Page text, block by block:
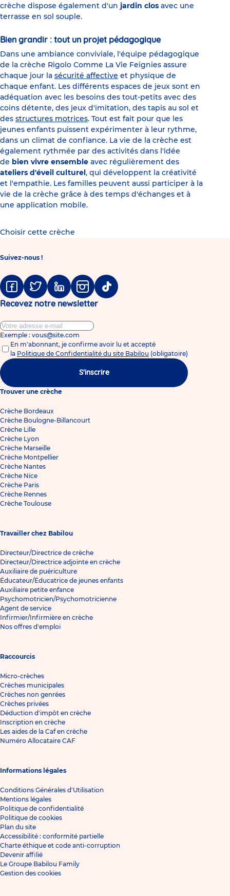
crèche dispose également d'un jardin clos avec une
terrasse en sol souple.
Bien grandir : tout un projet pédagogique
Dans une ambiance conviviale, l'équipe pédagogique
de la crèche Rigolo Comme La Vie Feignies assure
chaque jour la sécurité affective et physique de
chaque enfant. Les différents espaces de jeux sont en
adéquation avec les besoins des tout-petits avec des
coins détente, des jeux d'imitation, des tapis au sol et
des structures motrices. Tout est fait pour que les
jeunes enfants puissent expérimenter à leur rythme,
dans un climat de confiance. La vie de la crèche est
également rythmée par des activités dans l'idée
de bien vivre ensemble avec régulièrement des
ateliers d'éveil culturel, qui développent la créativité
et l'empathie. Les familles peuvent aussi participer à la
vie de la crèche grâce à des temps d'échanges et à
une application mobile.
Choisir cette crèche
Suivez-nous !
FacebookTwitter LinkedinInstagramTiktok
Recevez notre newsletter
Exemple : vous@site.com
En m'abonnant, je confirme avoir lu et accepté
la Politique de Confidentialité du site Babilou (obligatoire)
S'inscrire
Trouver une crèche
Crèche Bordeaux
Crèche Boulogne-Billancourt
Crèche Lille
Crèche Lyon
Crèche Marseille
Crèche Montpellier
Crèche Nantes
Crèche Nice
Crèche Paris
Crèche Rennes
Crèche Toulouse
Travailler chez Babilou
Directeur/Directrice de crèche
Directeur/Directrice adjointe en crèche
Auxiliaire de puériculture
Éducateur/Éducatrice de jeunes enfants
Auxiliaire petite enfance
Psychomotricien/Psychomotricienne
Agent de service
Infirmier/Infirmière en crèche
Nos offres d'emploi
Raccourcis
Micro-crèches
Crèches municipales
Crèches non genrées
Crèches privées
Déduction d'impôt en crèche
Inscription en crèche
Les aides de la Caf en crèche
Numéro Allocataire CAF
Informations légales
Conditions Générales d'Utilisation
Mentions légales
Politique de confidentialité
Politique de cookies
Plan du site
Accessibilité : conformité partielle
Charte éthique et code anti-corruption
Devenir affilié
Le Groupe Babilou Family
Gestion des cookies